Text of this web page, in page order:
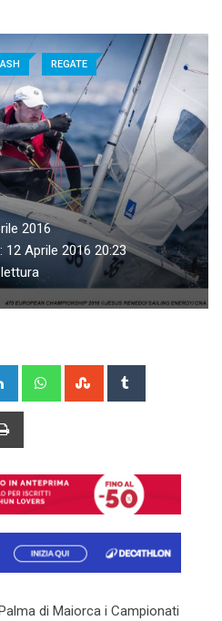
REGATE
2016
Aprile 2016 20:23
LinkedIn WhatsappStumbleUpon
di Maiorca i Campionati